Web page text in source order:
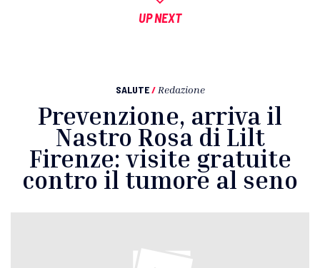
UP NEXT
SALUTE / Redazione
Prevenzione, arriva il
Nastro Rosa di Lilt
Firenze: visite gratuite
contro il tumore al seno